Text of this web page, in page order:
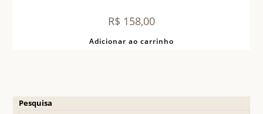
R$ 158,00
Adicionar ao carrinho
Pesquisa